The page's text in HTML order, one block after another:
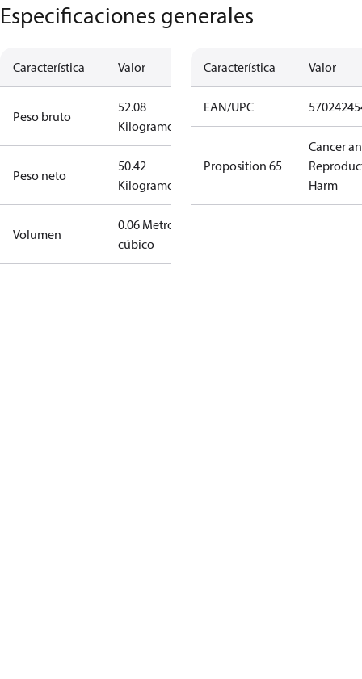
Especificaciones generales
Característica Valor
Peso bruto
52.08
Kilogramo
Peso neto
50.42
Kilogramo
Volumen
0.06 Metro
cúbico
Característica Valor
EAN/UPC
Proposition 65
Cancer
Harm